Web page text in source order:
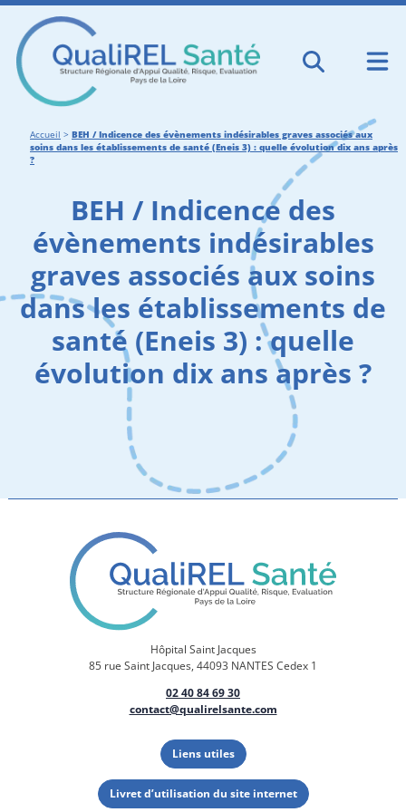
Accueil > BEH / Indicence des évènements indésirables graves associés aux
soins dans les établissements de santé (Eneis 3) : quelle évolution dix ans après
?
BEH / Indicence des
évènements indésirables
graves associés aux soins
dans les établissements de
santé (Eneis 3) : quelle
évolution dix ans après ?
Hôpital Saint Jacques
85 rue Saint Jacques, 44093 NANTES Cedex 1
02 40 84 69 30
contact@qualirelsante.com
Liens utiles
Livret d’utilisation du site internet